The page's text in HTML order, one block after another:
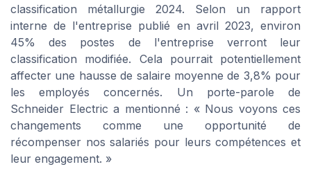
classification métallurgie 2024. Selon un rapport
interne de l'entreprise publié en avril 2023, environ
45% des postes de l'entreprise verront leur
classification modifiée. Cela pourrait potentiellement
affecter une hausse de salaire moyenne de 3,8% pour
les employés concernés. Un porte-parole de
Schneider Electric a mentionné : « Nous voyons ces
changements comme une opportunité de
récompenser nos salariés pour leurs compétences et
leur engagement. »